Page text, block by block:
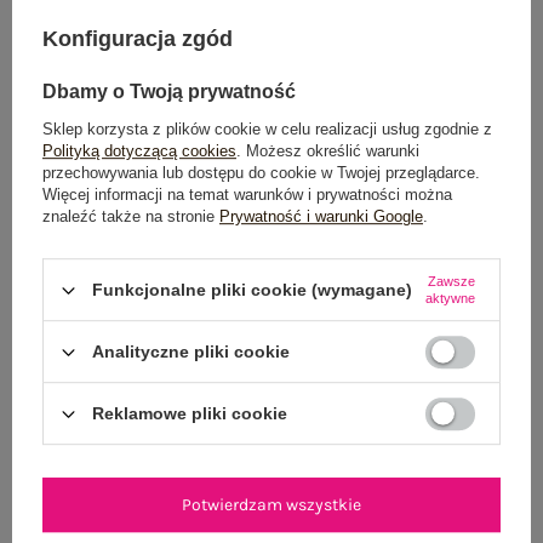
Do darmowej dostawy brakuje
a wyślemyjeszcze dzisiaj!
100 dni na zwrot
OPIS PRODUKTU
Konfiguracja zgód
Dbamy o Twoją prywatność
Sklep korzysta z plików cookie w celu realizacji usług zgodnie z
Polityką dotyczącą cookies. Możesz określić warunki
przechowywania lub dostępu do cookie w Twojej przeglądarce.
Więcej informacji na temat warunków i prywatności można
znaleźć także na stronie Prywatność i warunki Google.
Funkcjonalne pliki cookie (wymagane)
Zawsze
aktywne
Analityczne pliki cookie
Reklamowe pliki cookie
Potwierdzam wszystkie